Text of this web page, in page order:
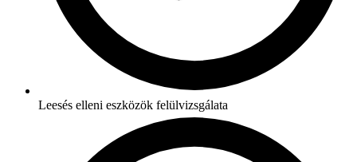
Leesés elleni eszközök felülvizsgálata